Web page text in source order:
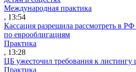
Международная практика
, 13:54
Кассация разрешила рассмотреть в
по еврооблигациям
Практика
, 13:28
ЦБ ужесточил требования к листингу
Практика